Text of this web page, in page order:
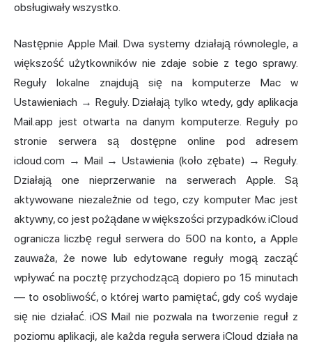
obsługiwały wszystko.
Następnie Apple Mail. Dwa systemy działają równolegle, a
większość użytkowników nie zdaje sobie z tego sprawy.
Reguły lokalne znajdują się na komputerze Mac w
Ustawieniach → Reguły. Działają tylko wtedy, gdy aplikacja
Mail.app jest otwarta na danym komputerze. Reguły po
stronie serwera są dostępne online pod adresem
icloud.com → Mail → Ustawienia (koło zębate) → Reguły.
Działają one nieprzerwanie na serwerach Apple. Są
aktywowane niezależnie od tego, czy komputer Mac jest
aktywny, co jest pożądane w większości przypadków. iCloud
ogranicza liczbę reguł serwera do 500 na konto, a Apple
zauważa, że nowe lub edytowane reguły mogą zacząć
wpływać na pocztę przychodzącą dopiero po 15 minutach
— to osobliwość, o której warto pamiętać, gdy coś wydaje
się nie działać. iOS Mail nie pozwala na tworzenie reguł z
poziomu aplikacji, ale każda reguła serwera iCloud działa na